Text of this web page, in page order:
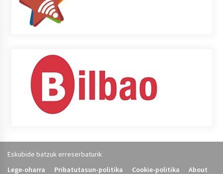
Eskubide batzuk erreserbaturik
Lege-oharra
Pribatutasun-politika Cookie-politika About